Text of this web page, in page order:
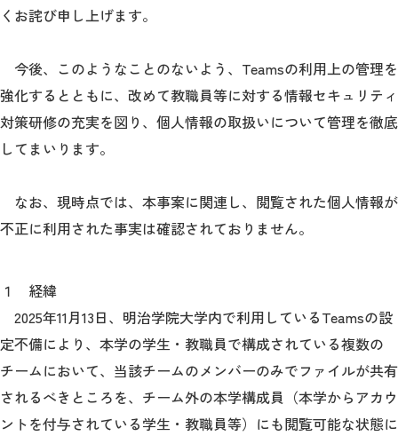
留学・国際交流
キャリア
ボランティア
生涯学習・社会連携
2026年9月入学者向け 新入生サイト
MGグッズ オンラインショップ
くお詫び申し上げます。
今後、このようなことのないよう、Teamsの利用上の管理を
強化するとともに、改めて教職員等に対する情報セキュリティ
対策研修の充実を図り、個人情報の取扱いについて管理を徹底
してまいります。
なお、現時点では、本事案に関連し、閲覧された個人情報が
不正に利用された事実は確認されておりません。
１ 経緯
2025年11月13日、明治学院大学内で利用しているTeamsの設
定不備により、本学の学生・教職員で構成されている複数の
チームにおいて、当該チームのメンバーのみでファイルが共有
されるべきところを、チーム外の本学構成員（本学からアカウ
ントを付与されている学生・教職員等）にも閲覧可能な状態に